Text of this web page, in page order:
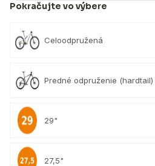
Pokračujte vo výbere
Celoodpružená
Predné odpruženie (hardtail)
29"
27,5"